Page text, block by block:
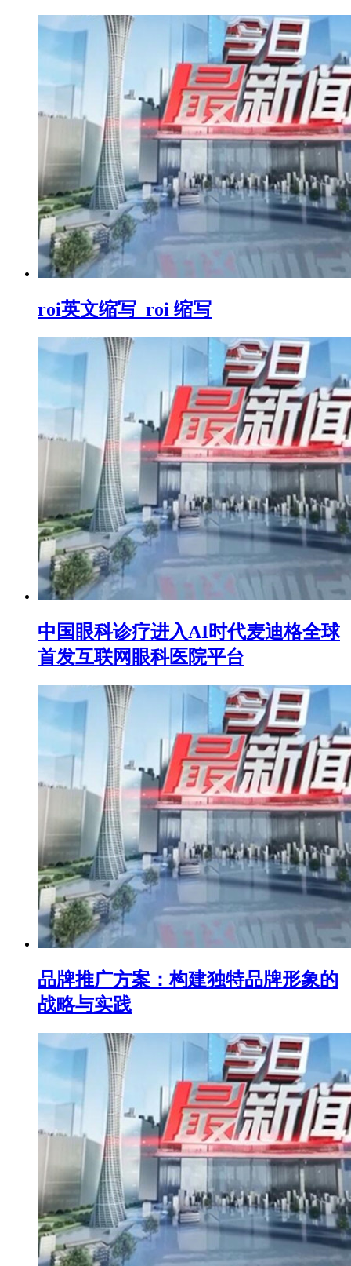
roi英文缩写_roi 缩写
中国眼科诊疗进入AI时代麦迪格全球
首发互联网眼科医院平台
品牌推广方案：构建独特品牌形象的
战略与实践